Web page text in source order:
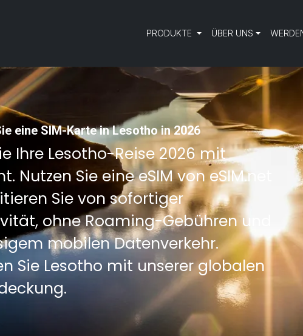
PRODUKTE ÜBER UNS
eine SIM-Karte in Lesotho in 2026
Ihre Lesotho-Reise 2026 mit
Nutzen Sie eine eSIM von eSIM.net
Sie von sofortiger
ohne Roaming-Gebühren und
mobilen Datenverkehr.
Sie Lesotho mit unserer globalen